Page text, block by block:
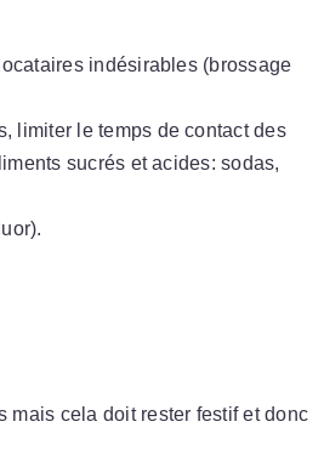
indésirables (brossage
limiter le temps de contact des
sucrés et acides: sodas,
mais cela doit rester festif et donc